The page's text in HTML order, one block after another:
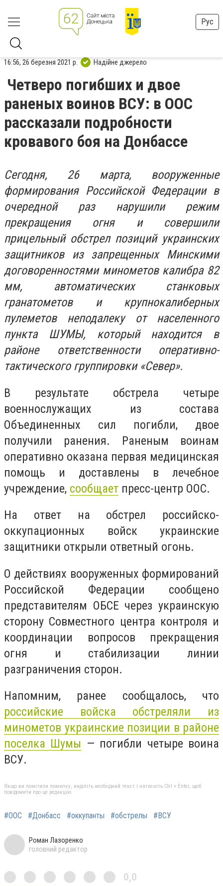
Рус
16:56, 26 березня 2021 р. Надійне джерело
Четверо погибших и двое
раненых воинов ВСУ: в ООС
рассказали подробности
кровавого боя на Донбассе
Сегодня, 26 марта, вооруженные
формирования Российской Федерации в
очередной раз нарушили режим
прекращения огня и совершили
прицельный обстрел позиций украинских
защитников из запрещенных Минскими
договоренностями минометов калибра 82
мм, автоматических станковых
гранатометов и крупнокалиберных
пулеметов неподалеку от населенного
пункта ШУМЫ, который находится в
районе ответственности оперативно-
тактического группировки «Север».
В результате обстрела четыре
военнослужащих из состава
Объединенных сил погибли, двое
получили ранения. Раненым воинам
оперативно оказана первая медицинская
помощь и доставлены в лечебное
учреждение, сообщает пресс-центр ООС.
На ответ на обстрел российско-
оккупационных войск украинские
защитники открыли ответный огонь.
О действиях вооруженных формирований
Российской Федерации сообщено
представителям ОБСЕ через украинскую
сторону Совместного центра контроля и
координации вопросов прекращения
огня и стабилизации линии
разграничения сторон.
Напомним, ранее сообщалось, что
российские войска обстреляли из
минометов украинские позиции в районе
поселка Шумы — погибли четыре воина
ВСУ.
Якщо ви помітили помилку, виділіть необхідний текст і натисніть Ctrl + Enter, щоб
повідомити про це редакцію
#ООС #Донбасс #оккупанты #обстрелы #ВСУ
Роман Лазоренко
головний редактор
0,0